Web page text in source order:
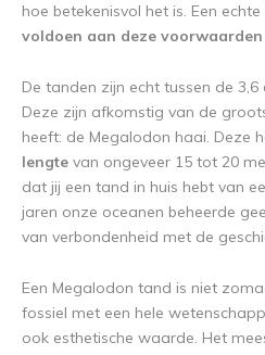
hoe betekenisvol het is. Een
voldoen aan deze voorwaarden
De tanden zijn echt tussen de
Deze zijn afkomstig van de
heeft: de Megalodon haai. Deze
lengte van ongeveer 15 tot 20
dat jij een tand in huis hebt van
jaren onze oceanen beheerde
van verbondenheid met de
Een Megalodon tand is niet
fossiel met een hele
ook esthetische waarde. Het